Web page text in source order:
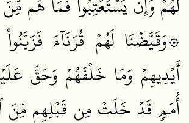
۞وَقَيَّضۡنَا لَهُمۡ قُرَنَآءَ
أَيۡدِيهِمۡ وَمَا خَلۡفَهُمۡ وَحَقَّ
أُمَمٖ قَدۡ خَلَتۡ مِن قَبۡلِهِم مِّنَ